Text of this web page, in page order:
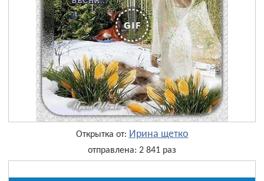
Открытка от: Ирина щетко
отправлена: 2 841 раз